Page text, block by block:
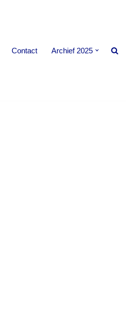
Contact Archief 2025